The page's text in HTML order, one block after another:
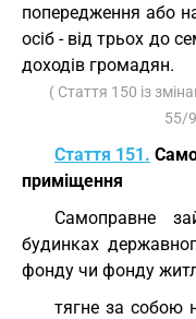
попередження або
осіб - від трьох до
доходів громадян.
( Стаття 150 із
55/
Стаття 151.
приміщення
Самоправне
будинках
фонду чи фонду
тягне за собою